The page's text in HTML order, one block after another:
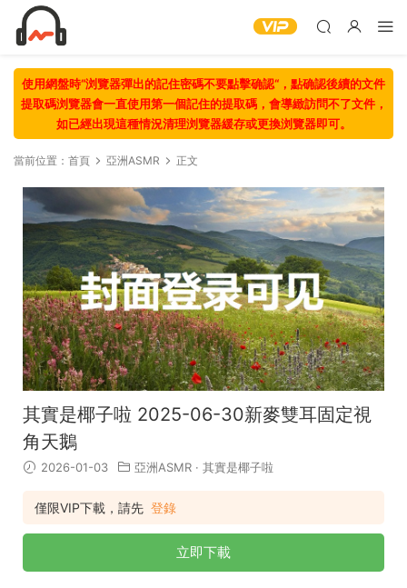
使用網盤時“浏覽器彈出的記住密碼不要點擊确認“，點确認後續的文件
提取碼浏覽器會一直使用第一個記住的提取碼，會導緻訪問不了文件，
如已經出現這種情況清理浏覽器緩存或更換浏覽器即可。
當前位置： 首頁 亞洲ASMR 正文
其實是椰子啦 2025-06-30新麥雙耳固定視
角天鵝
2026-01-03 亞洲ASMR · 其實是椰子啦
僅限VIP下載，請先 登錄
立即下載